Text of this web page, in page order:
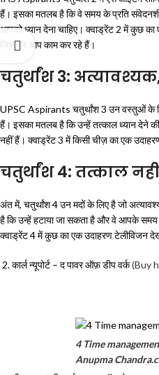
हैं। इसका मतलब है कि वे समय के प्रति
आपको ध्यान देना चाहिए। क्वाड्रेंट 2 में कुछ का
जिस पर आप काम कर रहे हैं।
चतुर्थांश 3:
UPSC Aspirants चतुर्थांश 3 उन वस्तुओं के
हैं। इसका मतलब है कि उन्हें तत्काल ध्यान देने
नहीं हैं। क्वाड्रेंट 3 में किसी चीज़ का एक
चतुर्थांश 4: तत्काल
अंत में, चतुर्थांश 4 उन मदों के लिए है जो
है कि उन्हें हटाया जा सकता है और वे आपके
क्वाड्रेंट 4 में कुछ का एक उदाहरण टेलीविजन
कार्ल न्यूपोर्ट – द पावर ऑफ़ डीप वर्क(Buy
4 Time
Anupma